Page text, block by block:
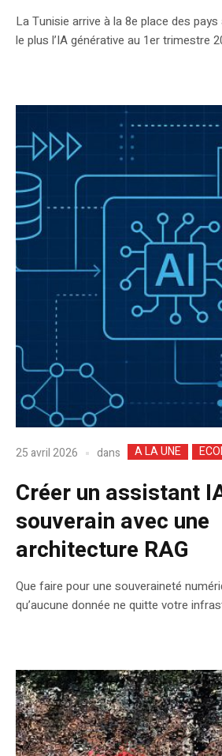
La Tunisie arrive à la 8e place des
le plus l’IA générative au 1er trimestre
25 avril 2026 dans A LA UNE
Créer un assistant
souverain avec une
architecture RAG
Que faire pour une souveraineté
qu’aucune donnée ne quitte votre